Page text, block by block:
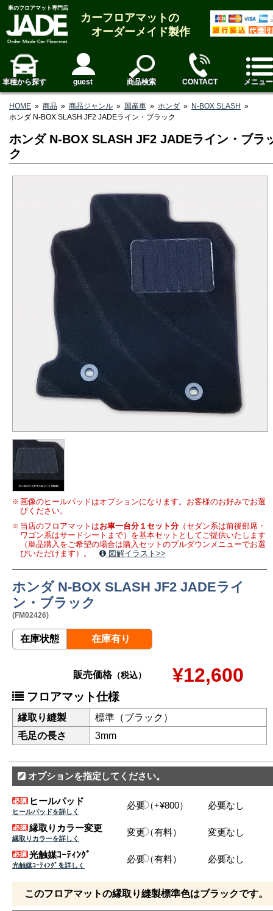
車のフロアマット専門店
カーフロアマットの
オーダーメイド製作
車種から探す guest 商品検索 CONTACT メニュー
HOME » 商品 » 商品ジャンル » 国産車 » ホンダ » N-BOX SLASH »
ホンダ N-BOX SLASH JF2 JADEライン・ブラック
ホンダ N-BOX SLASH JF2 JADEライン・ブラ
ク
画像のヒールパッドはオプションになります。お客様のお好みでお選
びください。
当店のフロアマットはお車一台分１セット分（セダン系は前後部席・
ワゴン系はサードシートまで）を基本セットとしてご提供いたします
（単品購入をご希望の場合は購入セットのプルダウンメニューでお選
びいただけます）。
図解イラスト>>
ホンダ N-BOX SLASH JF2 JADEライ
ン・ブラック
(FM02426)
在庫状態 在庫有り
販売価格（税込） ¥12,600
フロアマット仕様
縁取り縫製
標準（ブラック）
毛足の長さ
3mm
オプションを指定してください。
ヒールパッド
ヒールパッドを詳しく
必要（+¥800） 必要なし
縁取りカラー変更
縁取りカラーを詳しく
変更（有料） 変更なし
光触媒ｺｰﾃｨﾝｸﾞ
光触媒ｺｰﾃｨﾝｸﾞを詳しく
必要（有料） 必要なし
このフロアマットの縁取り縫製標準色はブラックです。